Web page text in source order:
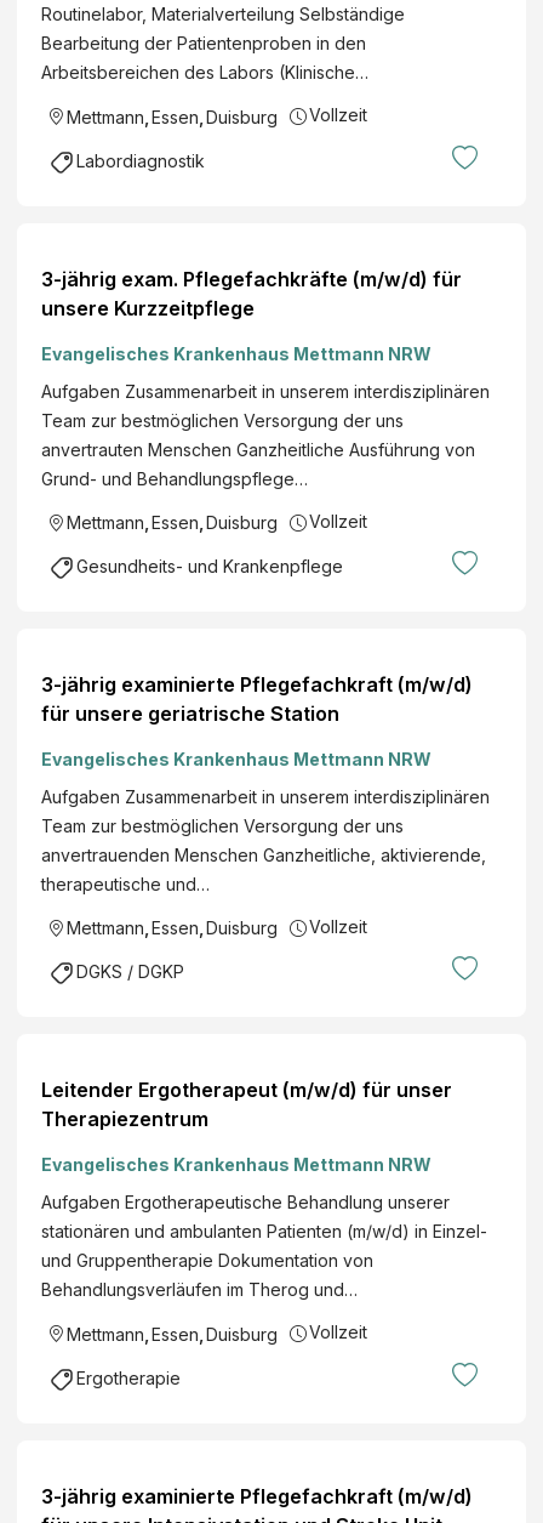
Routinelabor, Materialverteilung Selbständige
Bearbeitung der Patientenproben in den
Arbeitsbereichen des Labors (Klinische…
Mettmann Essen Duisburg Vollzeit
Labordiagnostik
3-jährig exam. Pflegefachkräfte (m/w/d) für
unsere Kurzzeitpflege
Evangelisches Krankenhaus Mettmann NRW
Aufgaben Zusammenarbeit in unserem interdisziplinären
Team zur bestmöglichen Versorgung der uns
anvertrauten Menschen Ganzheitliche Ausführung von
Grund- und Behandlungspflege…
Mettmann Essen Duisburg Vollzeit
Gesundheits- und Krankenpflege
3-jährig examinierte Pflegefachkraft (m/w/d)
für unsere geriatrische Station
Evangelisches Krankenhaus Mettmann NRW
Aufgaben Zusammenarbeit in unserem interdisziplinären
Team zur bestmöglichen Versorgung der uns
anvertrauenden Menschen Ganzheitliche, aktivierende,
therapeutische und…
Mettmann Essen Duisburg Vollzeit
DGKS / DGKP
Leitender Ergotherapeut (m/w/d) für unser
Therapiezentrum
Evangelisches Krankenhaus Mettmann NRW
Aufgaben Ergotherapeutische Behandlung unserer
stationären und ambulanten Patienten (m/w/d) in Einzel-
und Gruppentherapie Dokumentation von
Behandlungsverläufen im Therog und…
Mettmann Essen Duisburg Vollzeit
Ergotherapie
3-jährig examinierte Pflegefachkraft (m/w/d)